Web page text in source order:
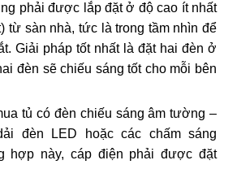
phải được lắp đặt ở độ cao ít nhất
từ sàn nhà, tức là trong tầm nhìn để
Giải pháp tốt nhất là đặt hai đèn ở
đèn sẽ chiếu sáng tốt cho mỗi bên
tủ có đèn chiếu sáng âm tường –
đèn LED hoặc các chấm sáng
hợp này, cáp điện phải được đặt